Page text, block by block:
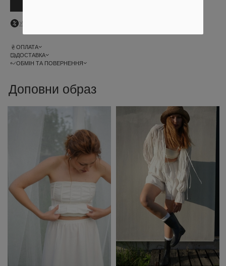
Увійдіть
ОПЛАТА
ДОСТАВКА
ОБМІН ТА ПОВЕРНЕННЯ
Доповни образ